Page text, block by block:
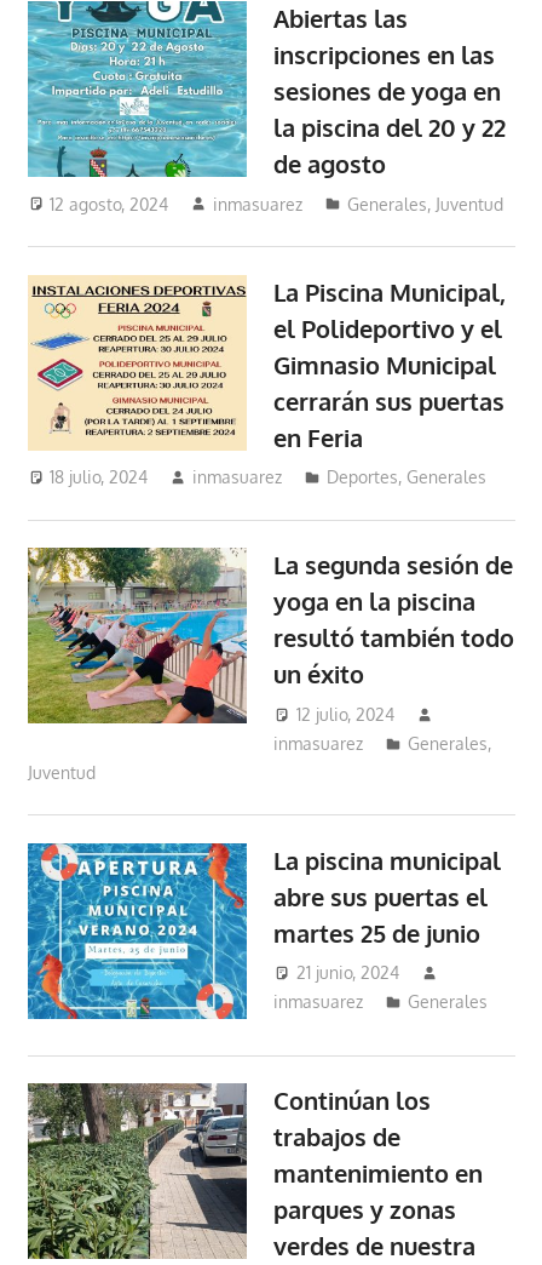
Abiertas las
inscripciones en las
sesiones de yoga en
la piscina del 20 y 22
de agosto
12 agosto, 2024 inmasuarez Generales, Juventud
La Piscina Municipal,
el Polideportivo y el
Gimnasio Municipal
cerrarán sus puertas
en Feria
18 julio, 2024 inmasuarez Deportes, Generales
La segunda sesión de
yoga en la piscina
resultó también todo
un éxito
12 julio, 2024
inmasuarez
Generales,
Juventud
La piscina municipal
abre sus puertas el
martes 25 de junio
21 junio, 2024
inmasuarez
Generales
Continúan los
trabajos de
mantenimiento en
parques y zonas
verdes de nuestra